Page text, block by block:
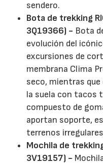
sendero.
Bota de trekking
3Q19366) - Bota
evolución del
excursiones de
membrana Clima
seco, mientras que
la suela con tacos
compuesto de
aportan soporte,
terrenos
Mochila de
3V19157) -